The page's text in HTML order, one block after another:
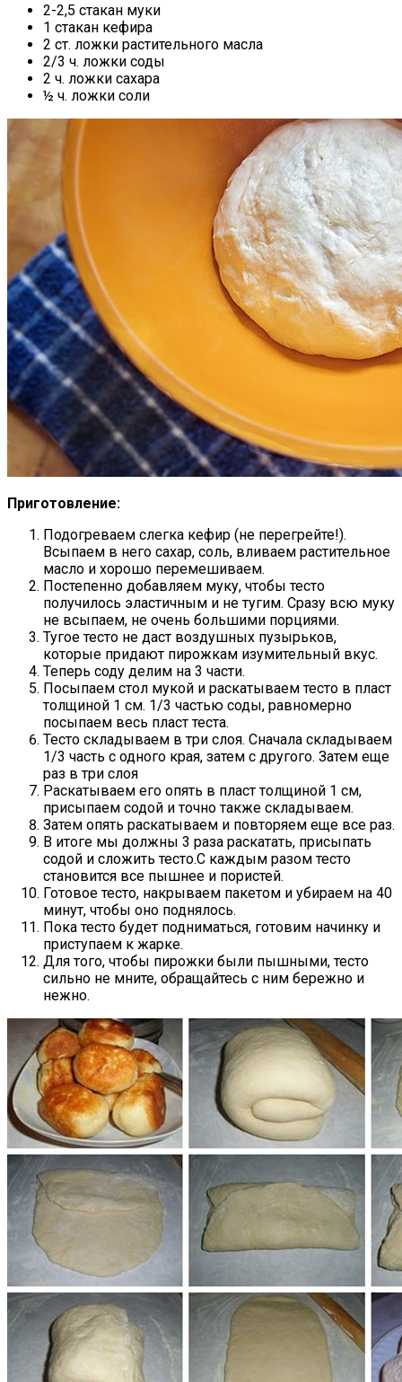
2-2,5 стакан муки
1 стакан кефира
2 ст. ложки растительного масла
2/3 ч. ложки соды
2 ч. ложки сахара
½ ч. ложки соли
Приготовление:
Подогреваем слегка кефир (не перегрейте!).
Всыпаем в него сахар, соль, вливаем растительное
масло и хорошо перемешиваем.
Постепенно добавляем муку, чтобы тесто
получилось эластичным и не тугим. Сразу всю муку
не всыпаем, не очень большими порциями.
Тугое тесто не даст воздушных пузырьков,
которые придают пирожкам изумительный вкус.
Теперь соду делим на 3 части.
Посыпаем стол мукой и раскатываем тесто в пласт
толщиной 1 см. 1/3 частью соды, равномерно
посыпаем весь пласт теста.
Тесто складываем в три слоя. Сначала складываем
1/3 часть с одного края, затем с другого. Затем еще
раз в три слоя
Раскатываем его опять в пласт толщиной 1 см,
присыпаем содой и точно также складываем.
Затем опять раскатываем и повторяем еще все раз.
В итоге мы должны 3 раза раскатать, присыпать
содой и сложить тесто.С каждым разом тесто
становится все пышнее и пористей.
Готовое тесто, накрываем пакетом и убираем на 40
минут, чтобы оно поднялось.
Пока тесто будет подниматься, готовим начинку и
приступаем к жарке.
Для того, чтобы пирожки были пышными, тесто
сильно не мните, обращайтесь с ним бережно и
нежно.